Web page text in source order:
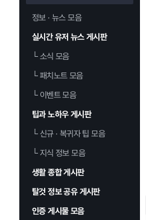
정보 · 뉴스 모음
실시간 유저 뉴스 게시판
└소식 모음
└패치노트 모음
└이벤트 모음
팁과 노하우 게시판
└신규 · 복귀자 팁 모음
└지식 정보 모음
생활 종합 게시판
탈것 정보 공유 게시판
인증 게시물 모음